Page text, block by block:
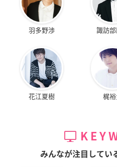
羽多野渉 諏訪
花江夏樹 梶
みんなが注目してい